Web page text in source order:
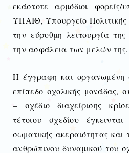
εκάστοτε αρμόδιοι
ΥΠΑΙΘ, Υπουργείο
την εύρυθμη λειτουργία
την ασφάλεια των μελών της.
Η έγγραφη και
επίπεδο σχολικής μονάδας,
– σχέδιο διαχείρισης
τέτοιου σχεδίου
σωματικής ακεραιότητας και
ανθρώπινου δυναμικού του